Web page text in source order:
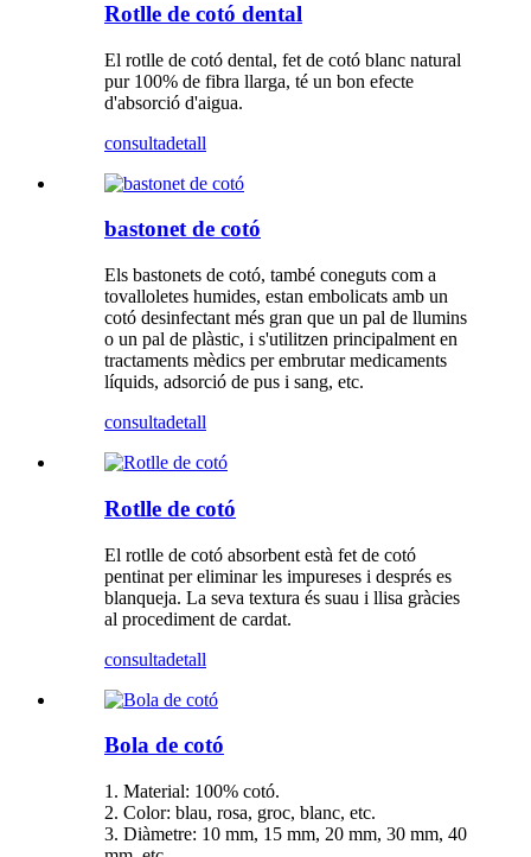
Rotlle de cotó dental
El rotlle de cotó dental, fet de cotó blanc natural
pur 100% de fibra llarga, té un bon efecte
d'absorció d'aigua.
consultadetall
bastonet de cotó
Els bastonets de cotó, també coneguts com a
tovalloletes humides, estan embolicats amb un
cotó desinfectant més gran que un pal de llumins
o un pal de plàstic, i s'utilitzen principalment en
tractaments mèdics per embrutar medicaments
líquids, adsorció de pus i sang, etc.
consultadetall
Rotlle de cotó
El rotlle de cotó absorbent està fet de cotó
pentinat per eliminar les impureses i després es
blanqueja. La seva textura és suau i llisa gràcies
al procediment de cardat.
consultadetall
Bola de cotó
1. Material: 100% cotó.
2. Color: blau, rosa, groc, blanc, etc.
3. Diàmetre: 10 mm, 15 mm, 20 mm, 30 mm, 40